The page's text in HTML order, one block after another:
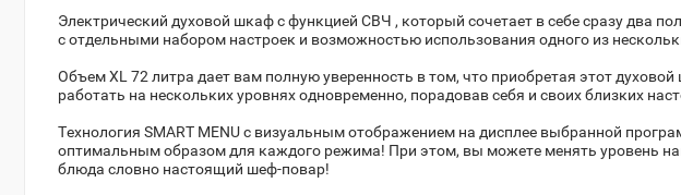
Электрический духовой шкаф с функцией СВЧ , который сочетает в себе сразу два
с отдельными набором настроек и возможностью использования одного из
Объем XL 72 литра дает вам полную уверенность в том, что приобретая этот
работать на нескольких уровнях одновременно, порадовав себя и своих близких
Технология SMART MENU с визуальным отображением на дисплее выбранной
оптимальным образом для каждого режима! При этом, вы можете менять уровень
блюда словно настоящий шеф-повар!